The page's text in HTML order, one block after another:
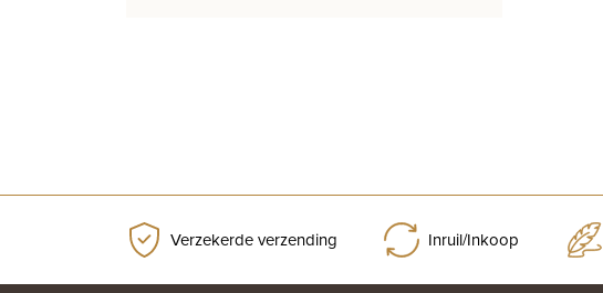
Verzekerde verzending Inruil/Inkoop